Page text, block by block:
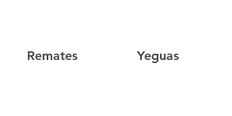
Remates Yeguas